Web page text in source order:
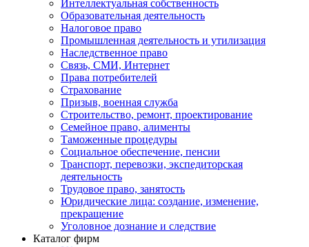
Интеллектуальная собственность
Образовательная деятельность
Налоговое право
Промышленная деятельность и утилизация
Наследственное право
Связь, СМИ, Интернет
Права потребителей
Страхование
Призыв, военная служба
Строительство, ремонт, проектирование
Семейное право, алименты
Таможенные процедуры
Социальное обеспечение, пенсии
Транспорт, перевозки, экспедиторская
деятельность
Трудовое право, занятость
Юридические лица: создание, изменение,
прекращение
Уголовное дознание и следствие
Каталог фирм